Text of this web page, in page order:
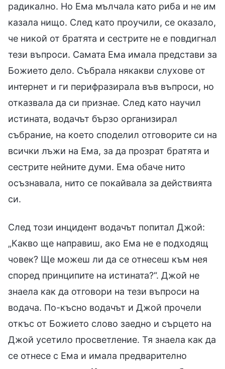
радикално. Но Ема мълчала като риба и не им
казала нищо. След като проучили, се оказало,
че никой от братята и сестрите не е повдигнал
тези въпроси. Самата Ема имала представи за
Божието дело. Събрала някакви слухове от
интернет и ги перифразирала във въпроси, но
отказвала да си признае. След като научил
истината, водачът бързо организирал
събрание, на което споделил отговорите си на
всички лъжи на Ема, за да прозрат братята и
сестрите нейните думи. Ема обаче нито
осъзнавала, нито се покайвала за действията
си.
След този инцидент водачът попитал Джой:
„Какво ще направиш, ако Ема не е подходящ
човек? Ще можеш ли да се отнесеш към нея
според принципите на истината?“. Джой не
знаела как да отговори на тези въпроси на
водача. По-късно водачът и Джой прочели
откъс от Божието слово заедно и сърцето на
Джой усетило просветление. Тя знаела как да
се отнесе с Ема и имала предварително